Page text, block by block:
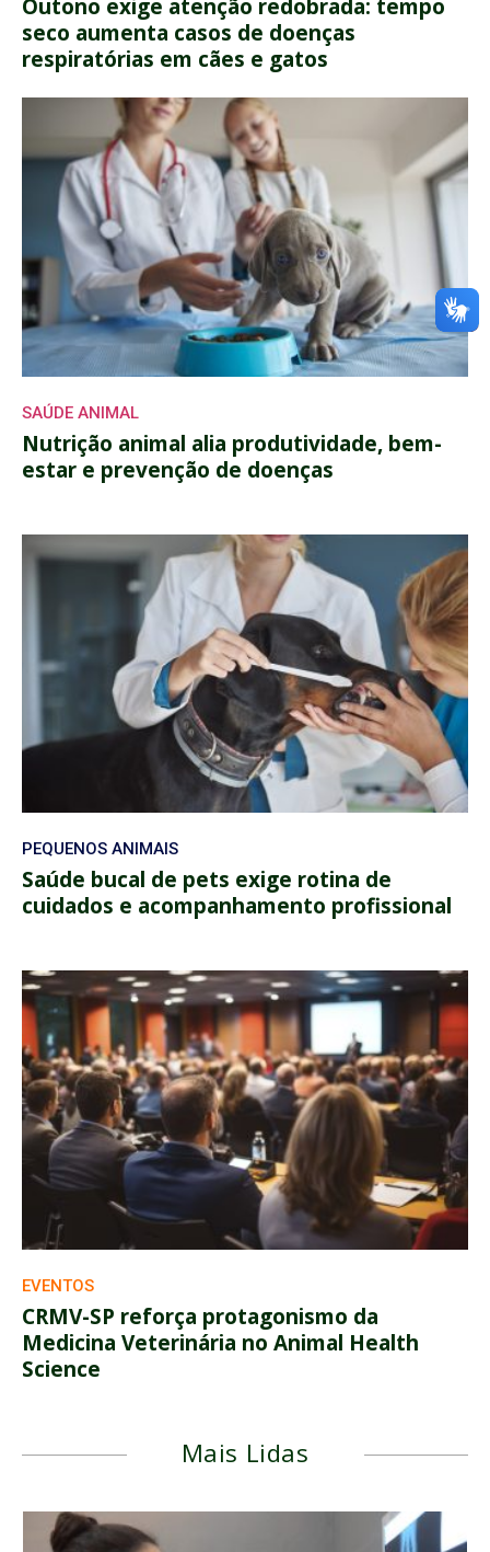
Outono exige atenção redobrada: tempo
seco aumenta casos de doenças
respiratórias em cães e gatos
SAÚDE ANIMAL
Nutrição animal alia produtividade, bem-
estar e prevenção de doenças
PEQUENOS ANIMAIS
Saúde bucal de pets exige rotina de
cuidados e acompanhamento profissional
EVENTOS
CRMV-SP reforça protagonismo da
Medicina Veterinária no Animal Health
Science
Mais Lidas